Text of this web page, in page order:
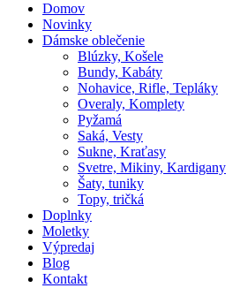
Domov
Novinky
Dámske oblečenie
Blúzky, Košele
Bundy, Kabáty
Nohavice, Rifle, Tepláky
Overaly, Komplety
Pyžamá
Saká, Vesty
Sukne, Kraťasy
Svetre, Mikiny, Kardigany
Šaty, tuniky
Topy, tričká
Doplnky
Moletky
Výpredaj
Blog
Kontakt